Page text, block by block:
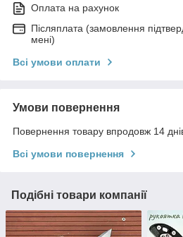
Оплата на рахунок
Післяплата (замовлення
мені)
Всі умови оплати
Умови повернення
Повернення товару впродовж 14
Всі умови повернення
Подібні товари компанії